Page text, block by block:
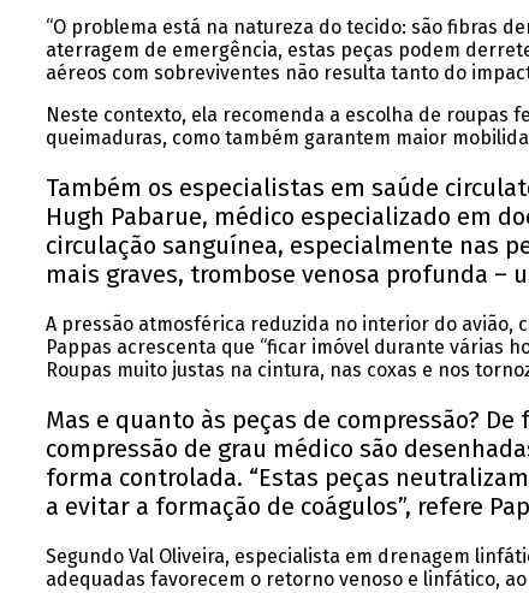
“O problema está na natureza do tecido: são fibras
aterragem de emergência, estas peças podem
aéreos com sobreviventes não resulta tanto do
Neste contexto, ela recomenda a escolha de roupas
queimaduras, como também garantem maior
Também os especialistas em saúde
Hugh Pabarue, médico especializado em
circulação sanguínea, especialmente nas
mais graves, trombose venosa profunda –
A pressão atmosférica reduzida no interior do avião,
Pappas acrescenta que “ficar imóvel durante várias
Roupas muito justas na cintura, nas coxas e nos
Mas e quanto às peças de compressão?
compressão de grau médico são
forma controlada. “Estas peças
a evitar a formação de coágulos”, refere
Segundo Val Oliveira, especialista em drenagem
adequadas favorecem o retorno venoso e linfático,